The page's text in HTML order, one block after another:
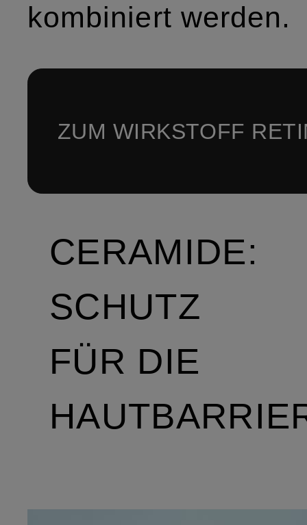
kombiniert werden.
ZUM WIRKSTOFF
CERAMIDE:
SCHUTZ
FÜR DIE